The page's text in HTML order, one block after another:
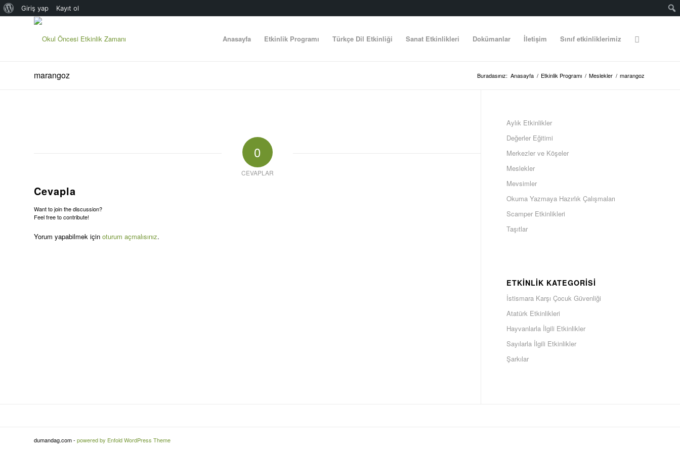
WordPress
hakkında
Giriş yap Kayıt ol
Anasayfa Etkinlik Programı Türkçe Dil Etkinliği Sanat Etkinlikleri Dokümanlar İletişim Sınıf etkinliklerimiz
marangoz Buradasınız: Anasayfa / Etkinlik Programı / Meslekler / marangoz
0
CEVAPLAR
Cevapla
Want to join the discussion?
Feel free to contribute!
Yorum yapabilmek için oturum açmalısınız.
Aylık Etkinlikler
Değerler Eğitimi
Merkezler ve Köşeler
Meslekler
Mevsimler
Okuma Yazmaya Hazırlık Çalışmaları
Scamper Etkinlikleri
Taşıtlar
ETKINLIK KATEGORISI
İstismara Karşı Çocuk Güvenliği
Atatürk Etkinlikleri
Hayvanlarla İlgili Etkinlikler
Sayılarla İlgili Etkinlikler
Şarkılar
dumandag.com - powered by Enfold WordPress Theme